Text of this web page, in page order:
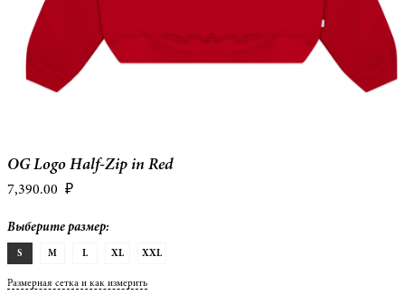
OG Logo Half-Zip in Red
7,390.00 ₽
Выберите размер:
S M L XL XXL
Размерная сетка и как измерить